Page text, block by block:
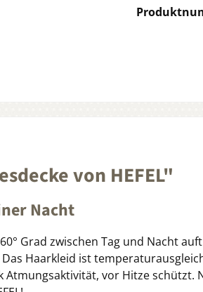
von HEFEL"
Nacht
Grad zwischen Tag und Nacht
Haarkleid ist
vor Hitze schützt.